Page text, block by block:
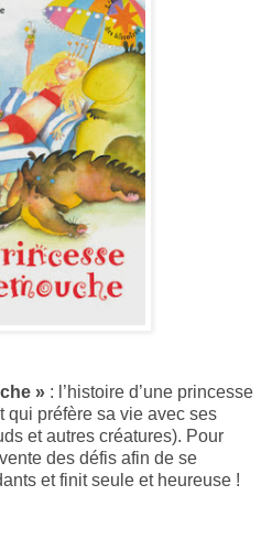
» : l’histoire d’une princesse
qui préfère sa vie avec ses
et autres créatures). Pour
des défis afin de se
et finit seule et heureuse !